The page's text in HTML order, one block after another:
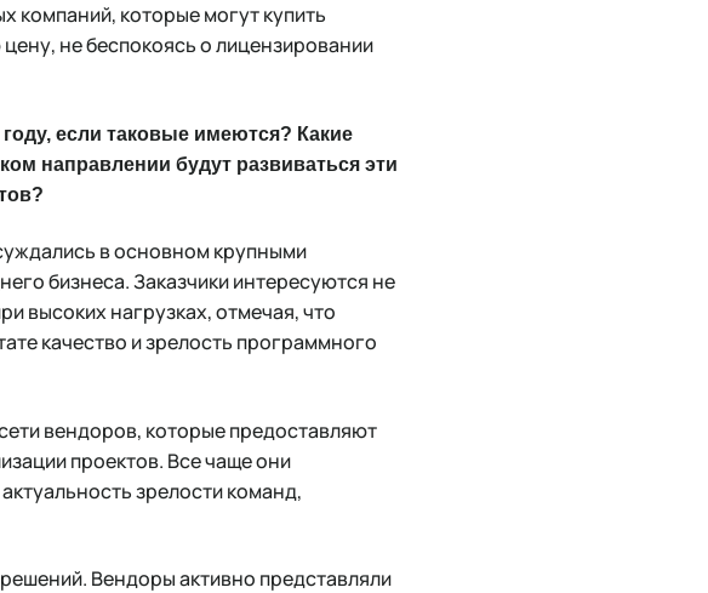
компаний, которые могут купить
не беспокоясь о лицензировании
если таковые имеются? Какие
направлении будут развиваться эти
в основном крупными
бизнеса. Заказчики интересуются не
высоких нагрузках, отмечая, что
качество и зрелость программного
вендоров, которые предоставляют
проектов. Все чаще они
зрелости команд,
Вендоры активно представляли